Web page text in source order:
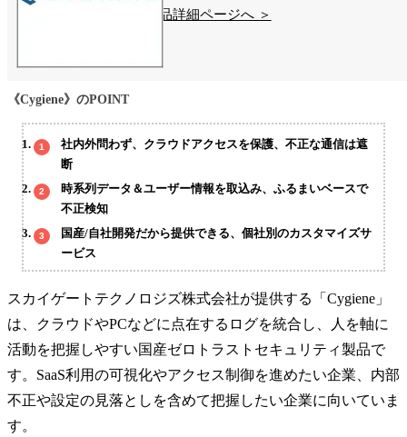
製品詳細ページへ ＞
《Cygiene》のPOINT
社内外問わず、クラウドアクセスを保護、不正な通信は遮
断
時系列データ＆ユーザー情報を取込み、ふるまいベースで
不正検知
国産/自社開発だから提供できる、個社別のカスタマイズサ
ービス
スカイゲートテクノロジズ株式会社が提供する「Cygiene」
は、クラウドやPCなどに点在するログを統合し、人を軸に
活動を把握しやすい国産ゼロトラストセキュリティ製品で
す。SaaS利用の可視化やアクセス制御を進めたい企業、内部
不正や設定の見落としを含めて把握したい企業に向いていま
す。